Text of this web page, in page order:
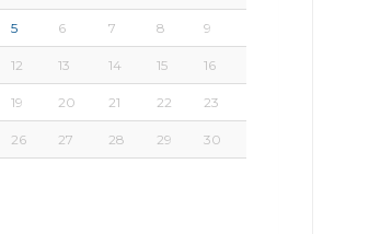
5 6 7 8 9
12 13 14 15 16
19 20 21 22 23
26 27 28 29 30